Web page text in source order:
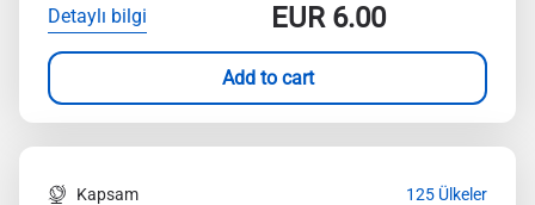
Detaylı bilgi EUR6.00
Add to cart
Kapsam 125 Ülkeler